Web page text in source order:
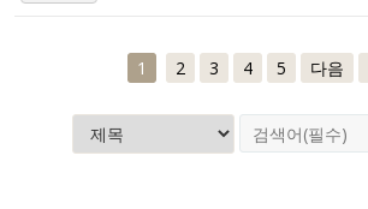
1 2 3 4 5 다음